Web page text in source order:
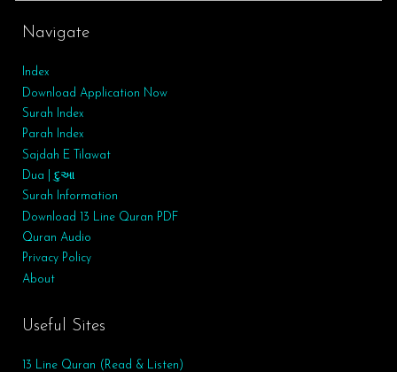
Navigate
Index
Download Application Now
Surah Index
Parah Index
Sajdah E Tilawat
Dua | દુઆ
Surah Information
Download 13 Line Quran PDF
Quran Audio
Privacy Policy
About
Useful Sites
13 Line Quran (Read & Listen)